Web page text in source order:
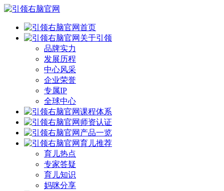
首页
关于引领
品牌实力
发展历程
中心风采
企业荣誉
专属IP
全球中心
课程体系
师资认证
产品一览
育儿推荐
育儿热点
专家答疑
育儿知识
妈咪分享